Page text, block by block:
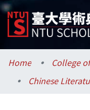
Communities &
Research Outputs
Home